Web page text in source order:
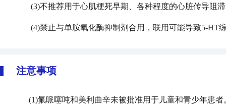
(3)不推荐用于心肌梗死早期、各种程度的心脏传导阻滞
(4)禁止与单胺氧化酶抑制剂合用，联用可能导致5-HT
注意事项
(1)氟哌噻吨和美利曲辛未被批准用于儿童和青少年患